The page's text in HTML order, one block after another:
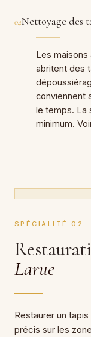
04Nettoyage des
Les maisons
abritent des
conviennent
le temps. La
minimum.
SPÉCIALITÉ 02
Larue
Restaurer un
précis sur les